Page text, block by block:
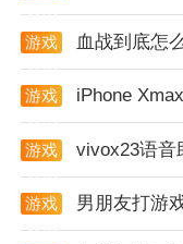
游戏
血战到底怎
游戏
iPhone
游戏
vivox23语音
游戏
男朋友打游